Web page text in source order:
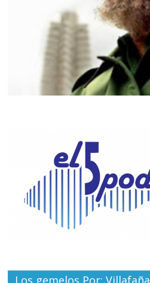
Los gemelos Por: Villafaña